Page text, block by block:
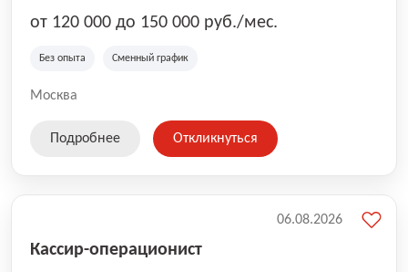
от 120 000 до 150 000 руб./мес.
Без опыта Сменный график
Москва
Подробнее Откликнуться
Кассир-операционист
06.08.2026